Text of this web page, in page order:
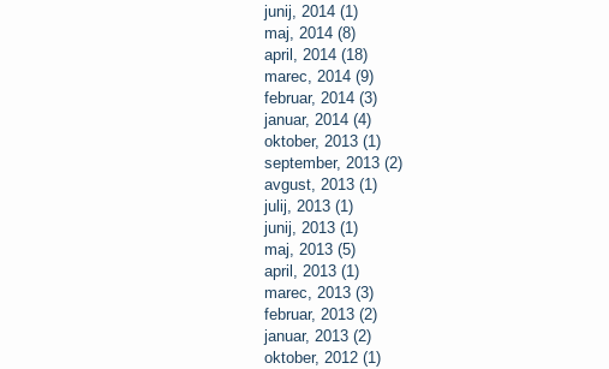
junij, 2014 (1)
maj, 2014 (8)
april, 2014 (18)
marec, 2014 (9)
februar, 2014 (3)
januar, 2014 (4)
oktober, 2013 (1)
september, 2013 (2)
avgust, 2013 (1)
julij, 2013 (1)
junij, 2013 (1)
maj, 2013 (5)
april, 2013 (1)
marec, 2013 (3)
februar, 2013 (2)
januar, 2013 (2)
oktober, 2012 (1)